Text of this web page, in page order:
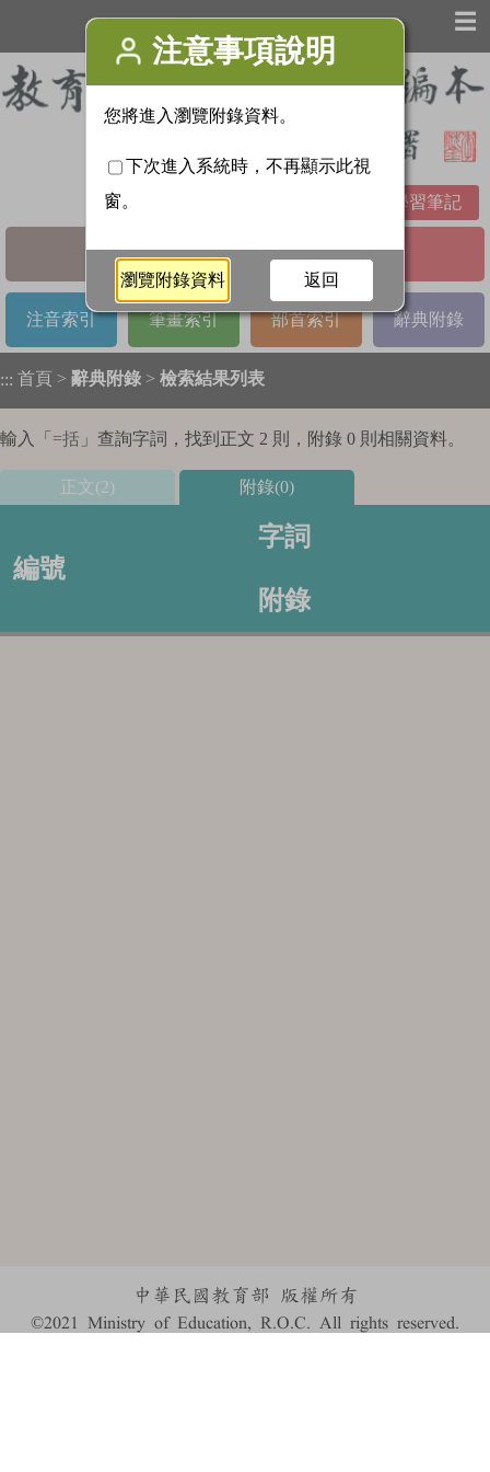
☰
學習筆記
基本檢索 進階檢索
注音索引 筆畫索引 部首索引 辭典附錄
::: 首頁 > 辭典附錄 > 檢索結果列表
輸入「 =括 」查詢字詞，找到正文 2 則，附錄 0 則相關資料。
正文(2) 附錄(0)
編號
字詞
附錄
中華民國教育部 版權所有
©2021 Ministry of Education, R.O.C. All rights reserved.